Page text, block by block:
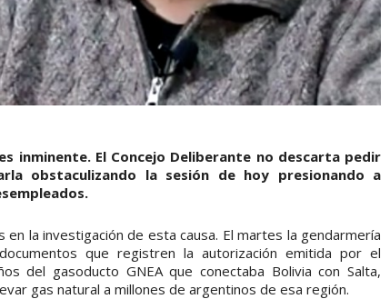
inminente. El Concejo Deliberante no descarta pedir
obstaculizando la sesión de hoy presionando a
la investigación de esta causa. El martes la gendarmería
que registren la autorización emitida por el
del gasoducto GNEA que conectaba Bolivia con Salta,
gas natural a millones de argentinos de esa región.